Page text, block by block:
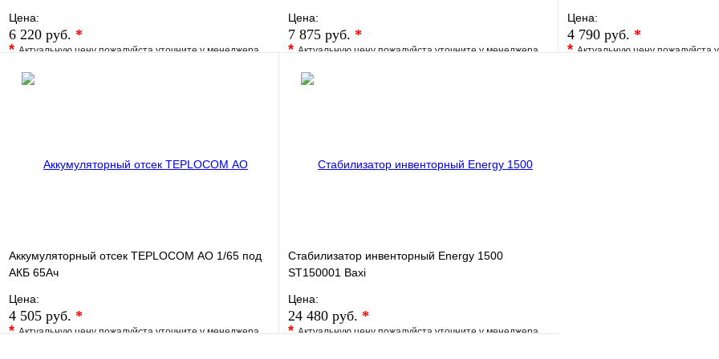
Цена:
6 220 руб. *
*Актуальную цену пожалуйста уточните у менеджера
В избранное
Цена:
7 875 руб. *
*Актуальную цену пожалуйста уточните у менеджера
В избранное
Цена:
4 790 руб. *
*Актуальную цену пожалуйста
Аккумуляторный отсек TEPLOCOM АО 1/65 под
АКБ 65Ач
Цена:
4 505 руб. *
*Актуальную цену пожалуйста уточните у менеджера
Стабилизатор инвенторный Energy 1500
ST150001 Baxi
Цена:
24 480 руб. *
*Актуальную цену пожалуйста уточните у менеджера